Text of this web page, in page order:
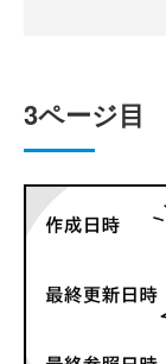
3ページ目